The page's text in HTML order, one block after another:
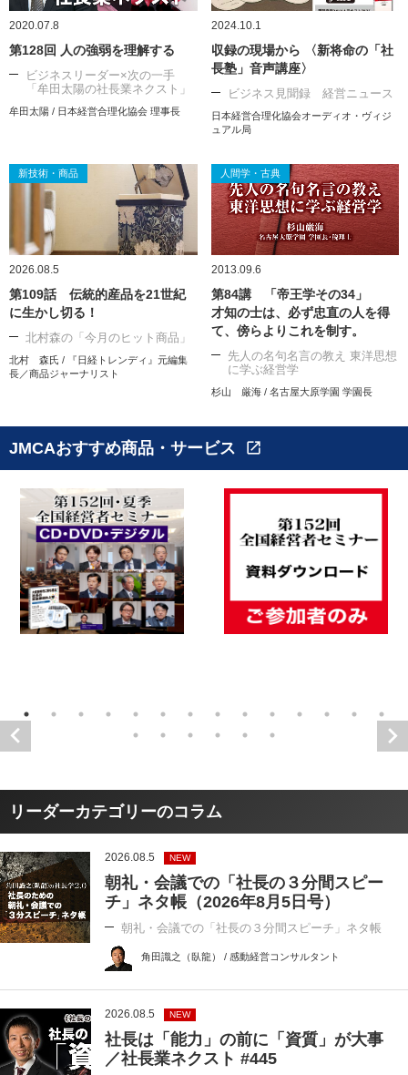
2020.07.8
第128回 人の強弱を理解する
ビジネスリーダー×次の一手
「牟田太陽の社長業ネクスト」
牟田太陽 / 日本経営合理化協会 理事長
2024.10.1
収録の現場から 〈新将命の「社
長塾」音声講座〉
ビジネス見聞録 経営ニュース
日本経営合理化協会オーディオ・ヴィジ
ュアル局
新技術・商品
2026.08.5
第109話 伝統的産品を21世紀
に生かし切る！
北村森の「今月のヒット商品」
北村 森氏 / 『日経トレンディ』元編集
長／商品ジャーナリスト
人間学・古典
2013.09.6
第84講 「帝王学その34」
才知の士は、必ず忠直の人を得
て、傍らよりこれを制す。
先人の名句名言の教え 東洋思想
に学ぶ経営学
杉山 厳海 / 名古屋大原学園 学園長
JMCAおすすめ商品・サービス open_in_new
リーダーカテゴリーのコラム
2026.08.5 NEW
朝礼・会議での「社長の３分間スピー
チ」ネタ帳（2026年8月5日号）
朝礼・会議での「社長の３分間スピーチ」ネタ帳
角田識之（臥龍） / 感動経営コンサルタント
2026.08.5 NEW
社長は「能力」の前に「資質」が大事
／社長業ネクスト #445